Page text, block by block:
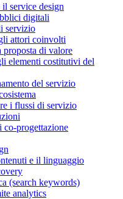
service design
digitali
servizio
attori coinvolti
proposta di valore
elementi costitutivi del
del servizio
i flussi di servizio
co-progettazione
e il linguaggio
(search keywords)
analytics